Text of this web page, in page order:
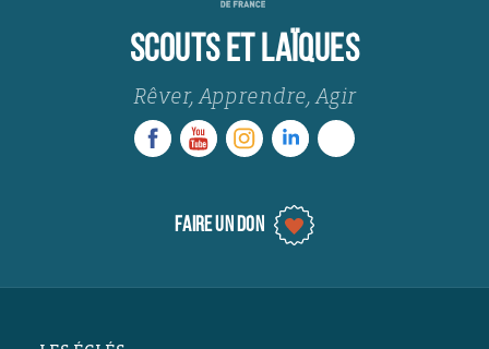
SCOUTS ET LAÏQUES
Rêver, Apprendre, Agir
FAIRE UN DON